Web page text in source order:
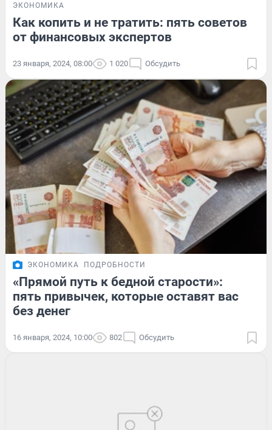
ЭКОНОМИКА
Как копить и не тратить: пять советов
от финансовых экспертов
23 января, 2024, 08:00 1 020 Обсудить
ЭКОНОМИКА ПОДРОБНОСТИ
«Прямой путь к бедной старости»:
пять привычек, которые оставят вас
без денег
16 января, 2024, 10:00 802 Обсудить